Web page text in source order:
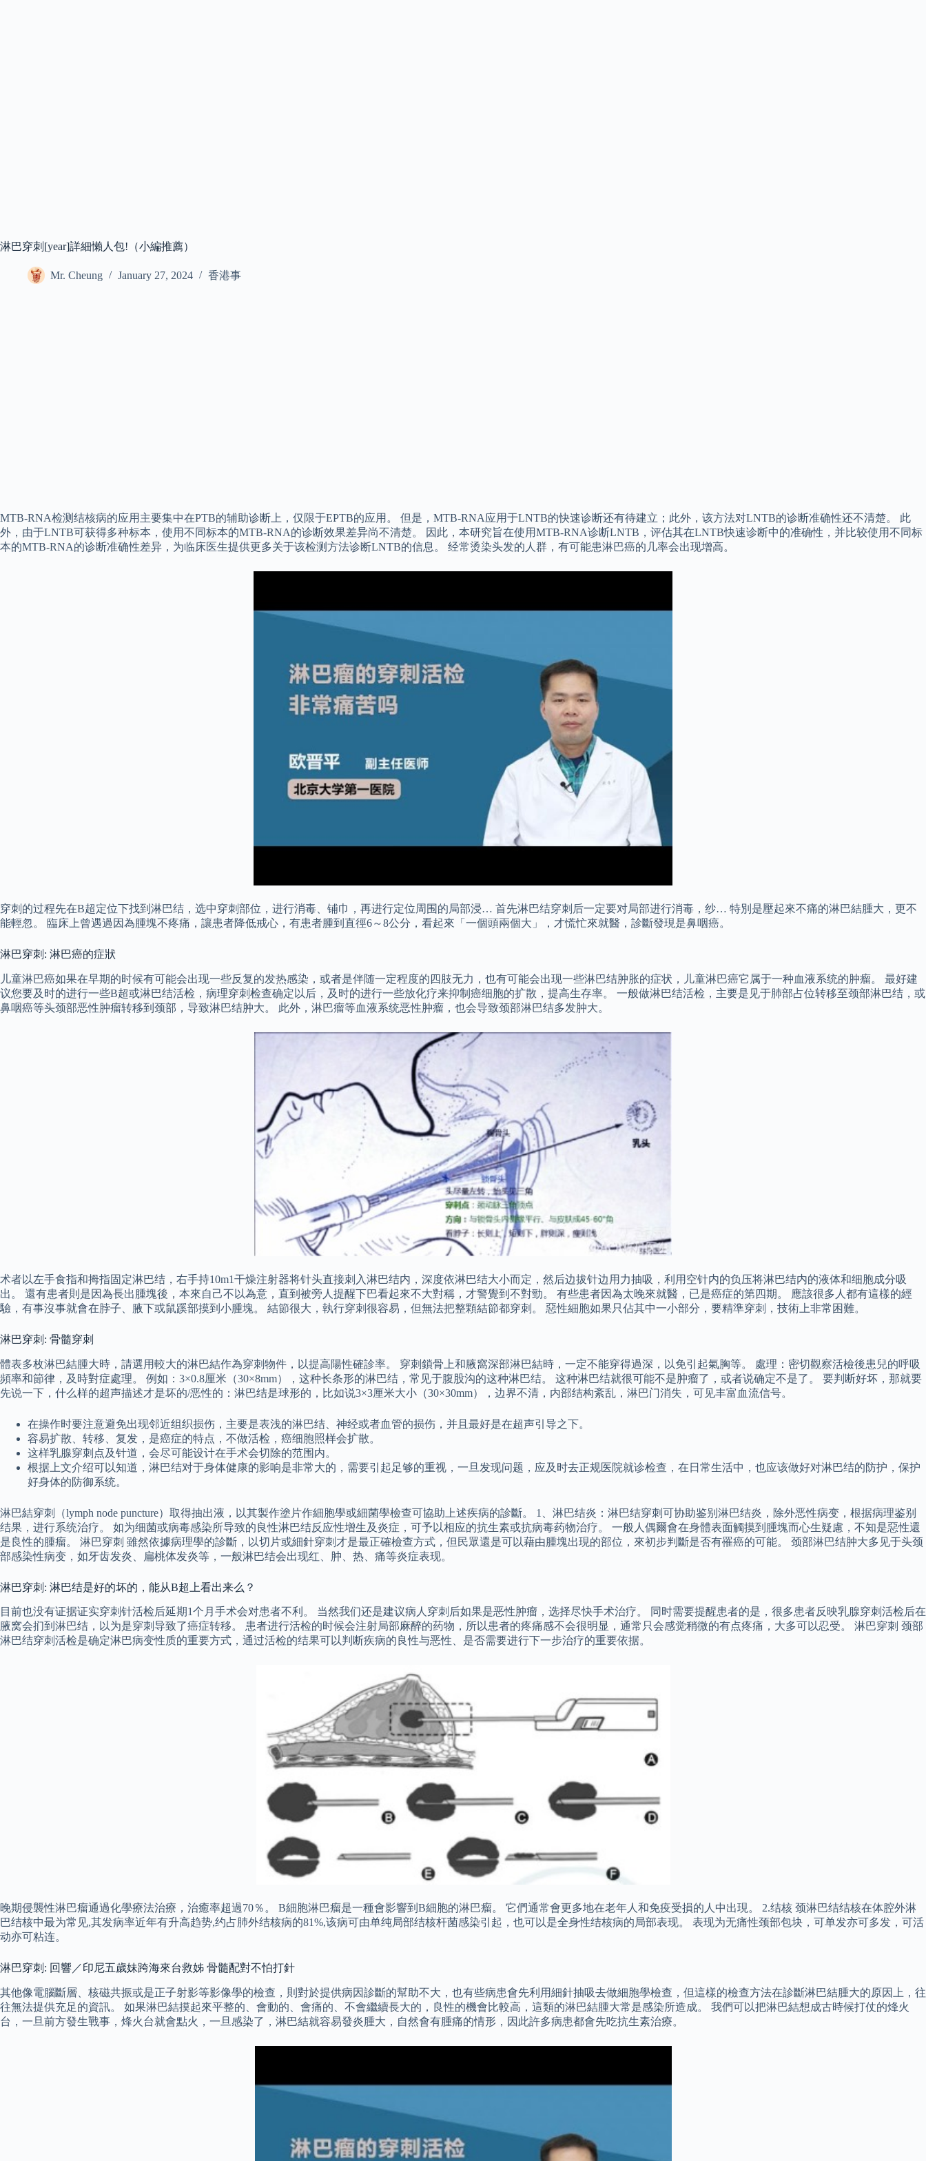
淋巴穿刺[year]詳細懶人包!（小編推薦）
Mr. Cheung January 27, 2024 香港事
MTB-RNA检测结核病的应用主要集中在PTB的辅助诊断上，仅限于EPTB的应用。 但是，MTB-RNA应用于LNTB的快速诊断还有待建立；此外，该方法对LNTB的诊断准确性还不清楚。 此
外，由于LNTB可获得多种标本，使用不同标本的MTB-RNA的诊断效果差异尚不清楚。 因此，本研究旨在使用MTB-RNA诊断LNTB，评估其在LNTB快速诊断中的准确性，并比较使用不同标
本的MTB-RNA的诊断准确性差异，为临床医生提供更多关于该检测方法诊断LNTB的信息。 经常烫染头发的人群，有可能患淋巴癌的几率会出现增高。
穿刺的过程先在B超定位下找到淋巴结，选中穿刺部位，进行消毒、铺巾，再进行定位周围的局部浸… 首先淋巴结穿刺后一定要对局部进行消毒，纱… 特別是壓起來不痛的淋巴結腫大，更不
能輕忽。 臨床上曾遇過因為腫塊不疼痛，讓患者降低戒心，有患者腫到直徑6～8公分，看起來「一個頭兩個大」，才慌忙來就醫，診斷發現是鼻咽癌。
淋巴穿刺: 淋巴癌的症狀
儿童淋巴癌如果在早期的时候有可能会出现一些反复的发热感染，或者是伴随一定程度的四肢无力，也有可能会出现一些淋巴结肿胀的症状，儿童淋巴癌它属于一种血液系统的肿瘤。 最好建
议您要及时的进行一些B超或淋巴结活检，病理穿刺检查确定以后，及时的进行一些放化疗来抑制癌细胞的扩散，提高生存率。 一般做淋巴结活检，主要是见于肺部占位转移至颈部淋巴结，或
鼻咽癌等头颈部恶性肿瘤转移到颈部，导致淋巴结肿大。 此外，淋巴瘤等血液系统恶性肿瘤，也会导致颈部淋巴结多发肿大。
术者以左手食指和拇指固定淋巴结，右手持10m1干燥注射器将针头直接刺入淋巴结内，深度依淋巴结大小而定，然后边拔针边用力抽吸，利用空针内的负压将淋巴结内的液体和细胞成分吸
出。 還有患者則是因為長出腫塊後，本來自己不以為意，直到被旁人提醒下巴看起來不大對稱，才警覺到不對勁。 有些患者因為太晚來就醫，已是癌症的第四期。 應該很多人都有這樣的經
驗，有事沒事就會在脖子、腋下或鼠蹊部摸到小腫塊。 結節很大，執行穿刺很容易，但無法把整顆結節都穿刺。 惡性細胞如果只佔其中一小部分，要精準穿刺，技術上非常困難。
淋巴穿刺: 骨髓穿刺
體表多枚淋巴結腫大時，請選用較大的淋巴結作為穿刺物件，以提高陽性確診率。 穿刺鎖骨上和腋窩深部淋巴結時，一定不能穿得過深，以免引起氣胸等。 處理：密切觀察活檢後患兒的呼吸
頻率和節律，及時對症處理。 例如：3×0.8厘米（30×8mm），这种长条形的淋巴结，常见于腹股沟的这种淋巴结。 这种淋巴结就很可能不是肿瘤了，或者说确定不是了。 要判断好坏，那就要
先说一下，什么样的超声描述才是坏的/恶性的：淋巴结是球形的，比如说3×3厘米大小（30×30mm），边界不清，内部结构紊乱，淋巴门消失，可见丰富血流信号。
在操作时要注意避免出现邻近组织损伤，主要是表浅的淋巴结、神经或者血管的损伤，并且最好是在超声引导之下。
容易扩散、转移、复发，是癌症的特点，不做活检，癌细胞照样会扩散。
这样乳腺穿刺点及针道，会尽可能设计在手术会切除的范围内。
根据上文介绍可以知道，淋巴结对于身体健康的影响是非常大的，需要引起足够的重视，一旦发现问题，应及时去正规医院就诊检查，在日常生活中，也应该做好对淋巴结的防护，保护
好身体的防御系统。
淋巴結穿刺（lymph node puncture）取得抽出液，以其製作塗片作細胞學或細菌學檢查可協助上述疾病的診斷。 1、淋巴结炎：淋巴结穿刺可协助鉴别淋巴结炎，除外恶性病变，根据病理鉴别
结果，进行系统治疗。 如为细菌或病毒感染所导致的良性淋巴结反应性增生及炎症，可予以相应的抗生素或抗病毒药物治疗。 一般人偶爾會在身體表面觸摸到腫塊而心生疑慮，不知是惡性還
是良性的腫瘤。 淋巴穿刺 雖然依據病理學的診斷，以切片或細針穿刺才是最正確檢查方式，但民眾還是可以藉由腫塊出現的部位，來初步判斷是否有罹癌的可能。 颈部淋巴结肿大多见于头颈
部感染性病变，如牙齿发炎、扁桃体发炎等，一般淋巴结会出现红、肿、热、痛等炎症表现。
淋巴穿刺: 淋巴结是好的坏的，能从B超上看出来么？
目前也没有证据证实穿刺针活检后延期1个月手术会对患者不利。 当然我们还是建议病人穿刺后如果是恶性肿瘤，选择尽快手术治疗。 同时需要提醒患者的是，很多患者反映乳腺穿刺活检后在
腋窝会扪到淋巴结，以为是穿刺导致了癌症转移。 患者进行活检的时候会注射局部麻醉的药物，所以患者的疼痛感不会很明显，通常只会感觉稍微的有点疼痛，大多可以忍受。 淋巴穿刺 颈部
淋巴结穿刺活检是确定淋巴病变性质的重要方式，通过活检的结果可以判断疾病的良性与恶性、是否需要进行下一步治疗的重要依据。
晚期侵襲性淋巴瘤通過化學療法治療，治癒率超過70％。 B細胞淋巴瘤是一種會影響到B細胞的淋巴瘤。 它們通常會更多地在老年人和免疫受損的人中出現。 2.结核 颈淋巴结结核在体腔外淋
巴结核中最为常见,其发病率近年有升高趋势,约占肺外结核病的81%,该病可由单纯局部结核杆菌感染引起，也可以是全身性结核病的局部表现。 表现为无痛性颈部包块，可单发亦可多发，可活
动亦可粘连。
淋巴穿刺: 回響／印尼五歲妹跨海來台救姊 骨髓配對不怕打針
其他像電腦斷層、核磁共振或是正子射影等影像學的檢查，則對於提供病因診斷的幫助不大，也有些病患會先利用細針抽吸去做細胞學檢查，但這樣的檢查方法在診斷淋巴結腫大的原因上，往
往無法提供充足的資訊。 如果淋巴結摸起來平整的、會動的、會痛的、不會繼續長大的，良性的機會比較高，這類的淋巴結腫大常是感染所造成。 我們可以把淋巴結想成古時候打仗的烽火
台，一旦前方發生戰事，烽火台就會點火，一旦感染了，淋巴結就容易發炎腫大，自然會有腫痛的情形，因此許多病患都會先吃抗生素治療。